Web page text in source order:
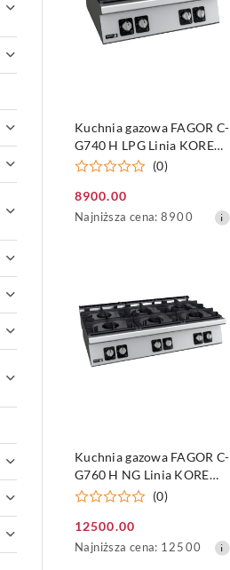
Kuchnia gazowa FAGOR C-
G740 H LPG Linia KORE
700
(0)
Cena
promocyjna:
8900.00
Najniższa
obniżką
Najniższa cena: 8900
Kuchnia gazowa FAGOR C-
G760 H NG Linia KORE
700
(0)
Cena
promocyjna:
12500.00
Najniższa
Najniższa cena: 12500